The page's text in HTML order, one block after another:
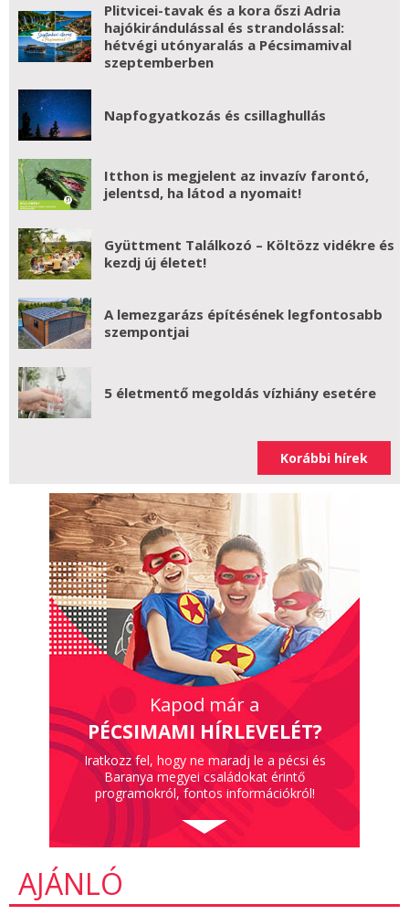
Plitvicei-tavak és a kora őszi Adria
hajókirándulással és strandolással:
hétvégi utónyaralás a Pécsimamival
szeptemberben
Napfogyatkozás és csillaghullás
Itthon is megjelent az invazív farontó,
jelentsd, ha látod a nyomait!
Gyüttment Találkozó – Költözz vidékre és
kezdj új életet!
A lemezgarázs építésének legfontosabb
szempontjai
5 életmentő megoldás vízhiány esetére
Korábbi hírek
Kapod már a
PÉCSIMAMI HÍRLEVELÉT?
Iratkozz fel, hogy ne maradj le a pécsi és
Baranya megyei családokat érintő
programokról, fontos információkról!
AJÁNLÓ